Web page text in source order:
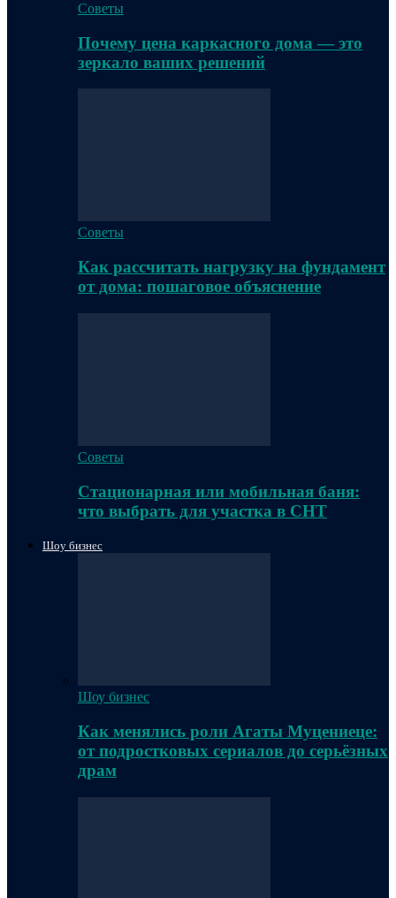
Советы
Почему цена каркасного дома — это
зеркало ваших решений
Советы
Как рассчитать нагрузку на фундамент
от дома: пошаговое объяснение
Советы
Стационарная или мобильная баня:
что выбрать для участка в СНТ
Шоу бизнес
Шоу бизнес
Как менялись роли Агаты Муцениеце:
от подростковых сериалов до серьёзных
драм